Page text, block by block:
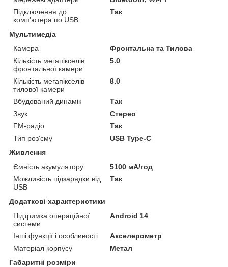
Підключення до
комп'ютера по USB
Так
Мультимедіа
Камера
Фронтальна та Тилова
Кількість мегапікселів
фронтальної камери
5.0
Кількість мегапікселів
тилової камери
8.0
Вбудований динамік
Так
Звук
Стерео
FM-радіо
Так
Тип роз'єму
USB Type-C
Живлення
Ємність акумулятору
5100 мА/год
Можливість підзарядки від
USB
Так
Додаткові характеристики
Підтримка операційної
системи
Android 14
Інші функції і особливості
Акселерометр
Матеріал корпусу
Метал
Габаритні розміри